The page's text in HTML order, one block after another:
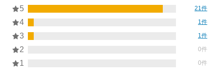
5 21件
4 1件
3 1件
2 0件
1 0件